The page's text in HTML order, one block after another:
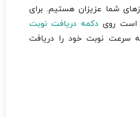
شما عزیزان هستیم. برای
است روی دکمه دریافت نوبت
سرعت نوبت خود را دریافت